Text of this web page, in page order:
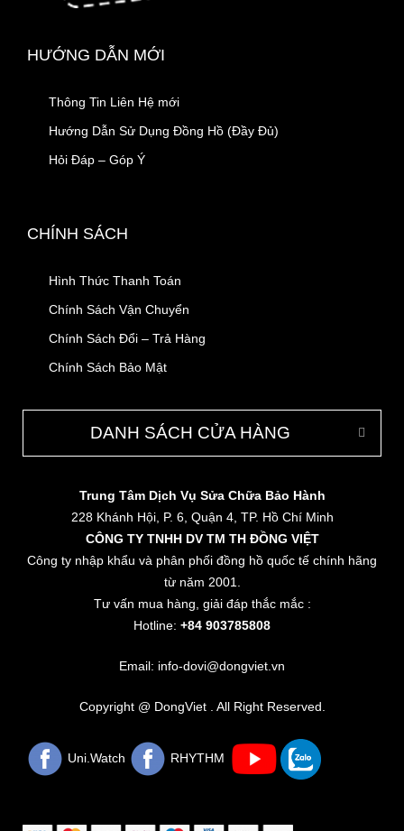
HƯỚNG DẪN MỚI
Thông Tin Liên Hệ mới
Hướng Dẫn Sử Dụng Đồng Hồ (Đầy Đủ)
Hỏi Đáp – Góp Ý
CHÍNH SÁCH
Hình Thức Thanh Toán
Chính Sách Vận Chuyển
Chính Sách Đổi – Trả Hàng
Chính Sách Bảo Mật
DANH SÁCH CỬA HÀNG
Trung Tâm Dịch Vụ Sửa Chữa Bảo Hành
228 Khánh Hội, P. 6, Quận 4, TP. Hồ Chí Minh
CÔNG TY TNHH DV TM TH ĐỒNG VIỆT
Công ty nhập khẩu và phân phối đồng hồ quốc tế chính hãng
từ năm 2001.
Tư vấn mua hàng, giải đáp thắc mắc :
Hotline: +84 903785808
Email: info-dovi@dongviet.vn
Copyright @ DongViet . All Right Reserved.
Uni.Watch RHYTHM